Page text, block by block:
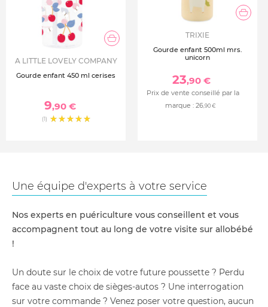
A LITTLE LOVELY COMPANY
Gourde enfant 450 ml cerises
9,90 €
(1)
TRIXIE
Gourde enfant 500ml mrs.
unicorn
23,90 €
Prix de vente conseillé par la
marque : 26,90 €
Une équipe d'experts à votre service
Nos experts en puériculture vous conseillent et vous
accompagnent tout au long de votre visite sur allobébé
!
Un doute sur le choix de votre future poussette ? Perdu
face au vaste choix de sièges-autos ? Une interrogation
sur votre commande ? Venez poser votre question, aucun